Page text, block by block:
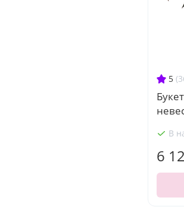
5
В
6